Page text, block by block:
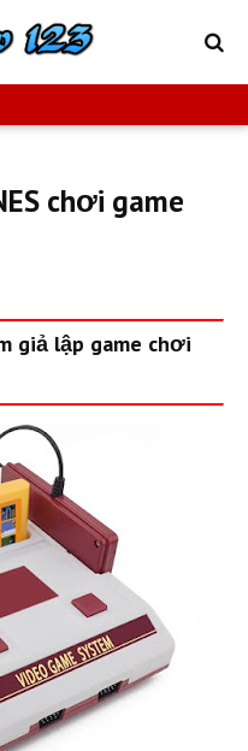
chơi game
giả lập game chơi